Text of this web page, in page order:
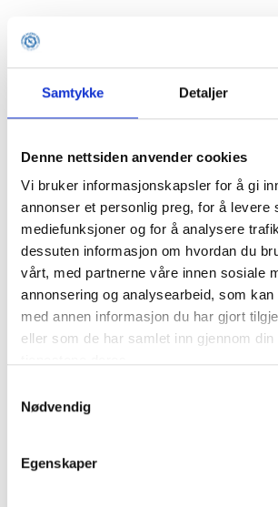
Samtykke Detaljer
Denne nettsiden anvender cookies
Vi bruker informasjonskapsler for å gi
annonser et personlig preg, for å levere
mediefunksjoner og for å analysere
dessuten informasjon om hvordan du
vårt, med partnerne våre innen sosiale
annonsering og analysearbeid, som
med annen informasjon du har gjort
eller som de har samlet inn gjennom din
Nødvendig
Egenskaper
Application error: a client-side exception